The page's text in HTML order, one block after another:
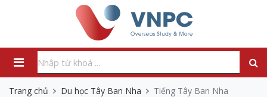
Trang chủ Du học Tây Ban Nha Tiếng Tây Ban Nha